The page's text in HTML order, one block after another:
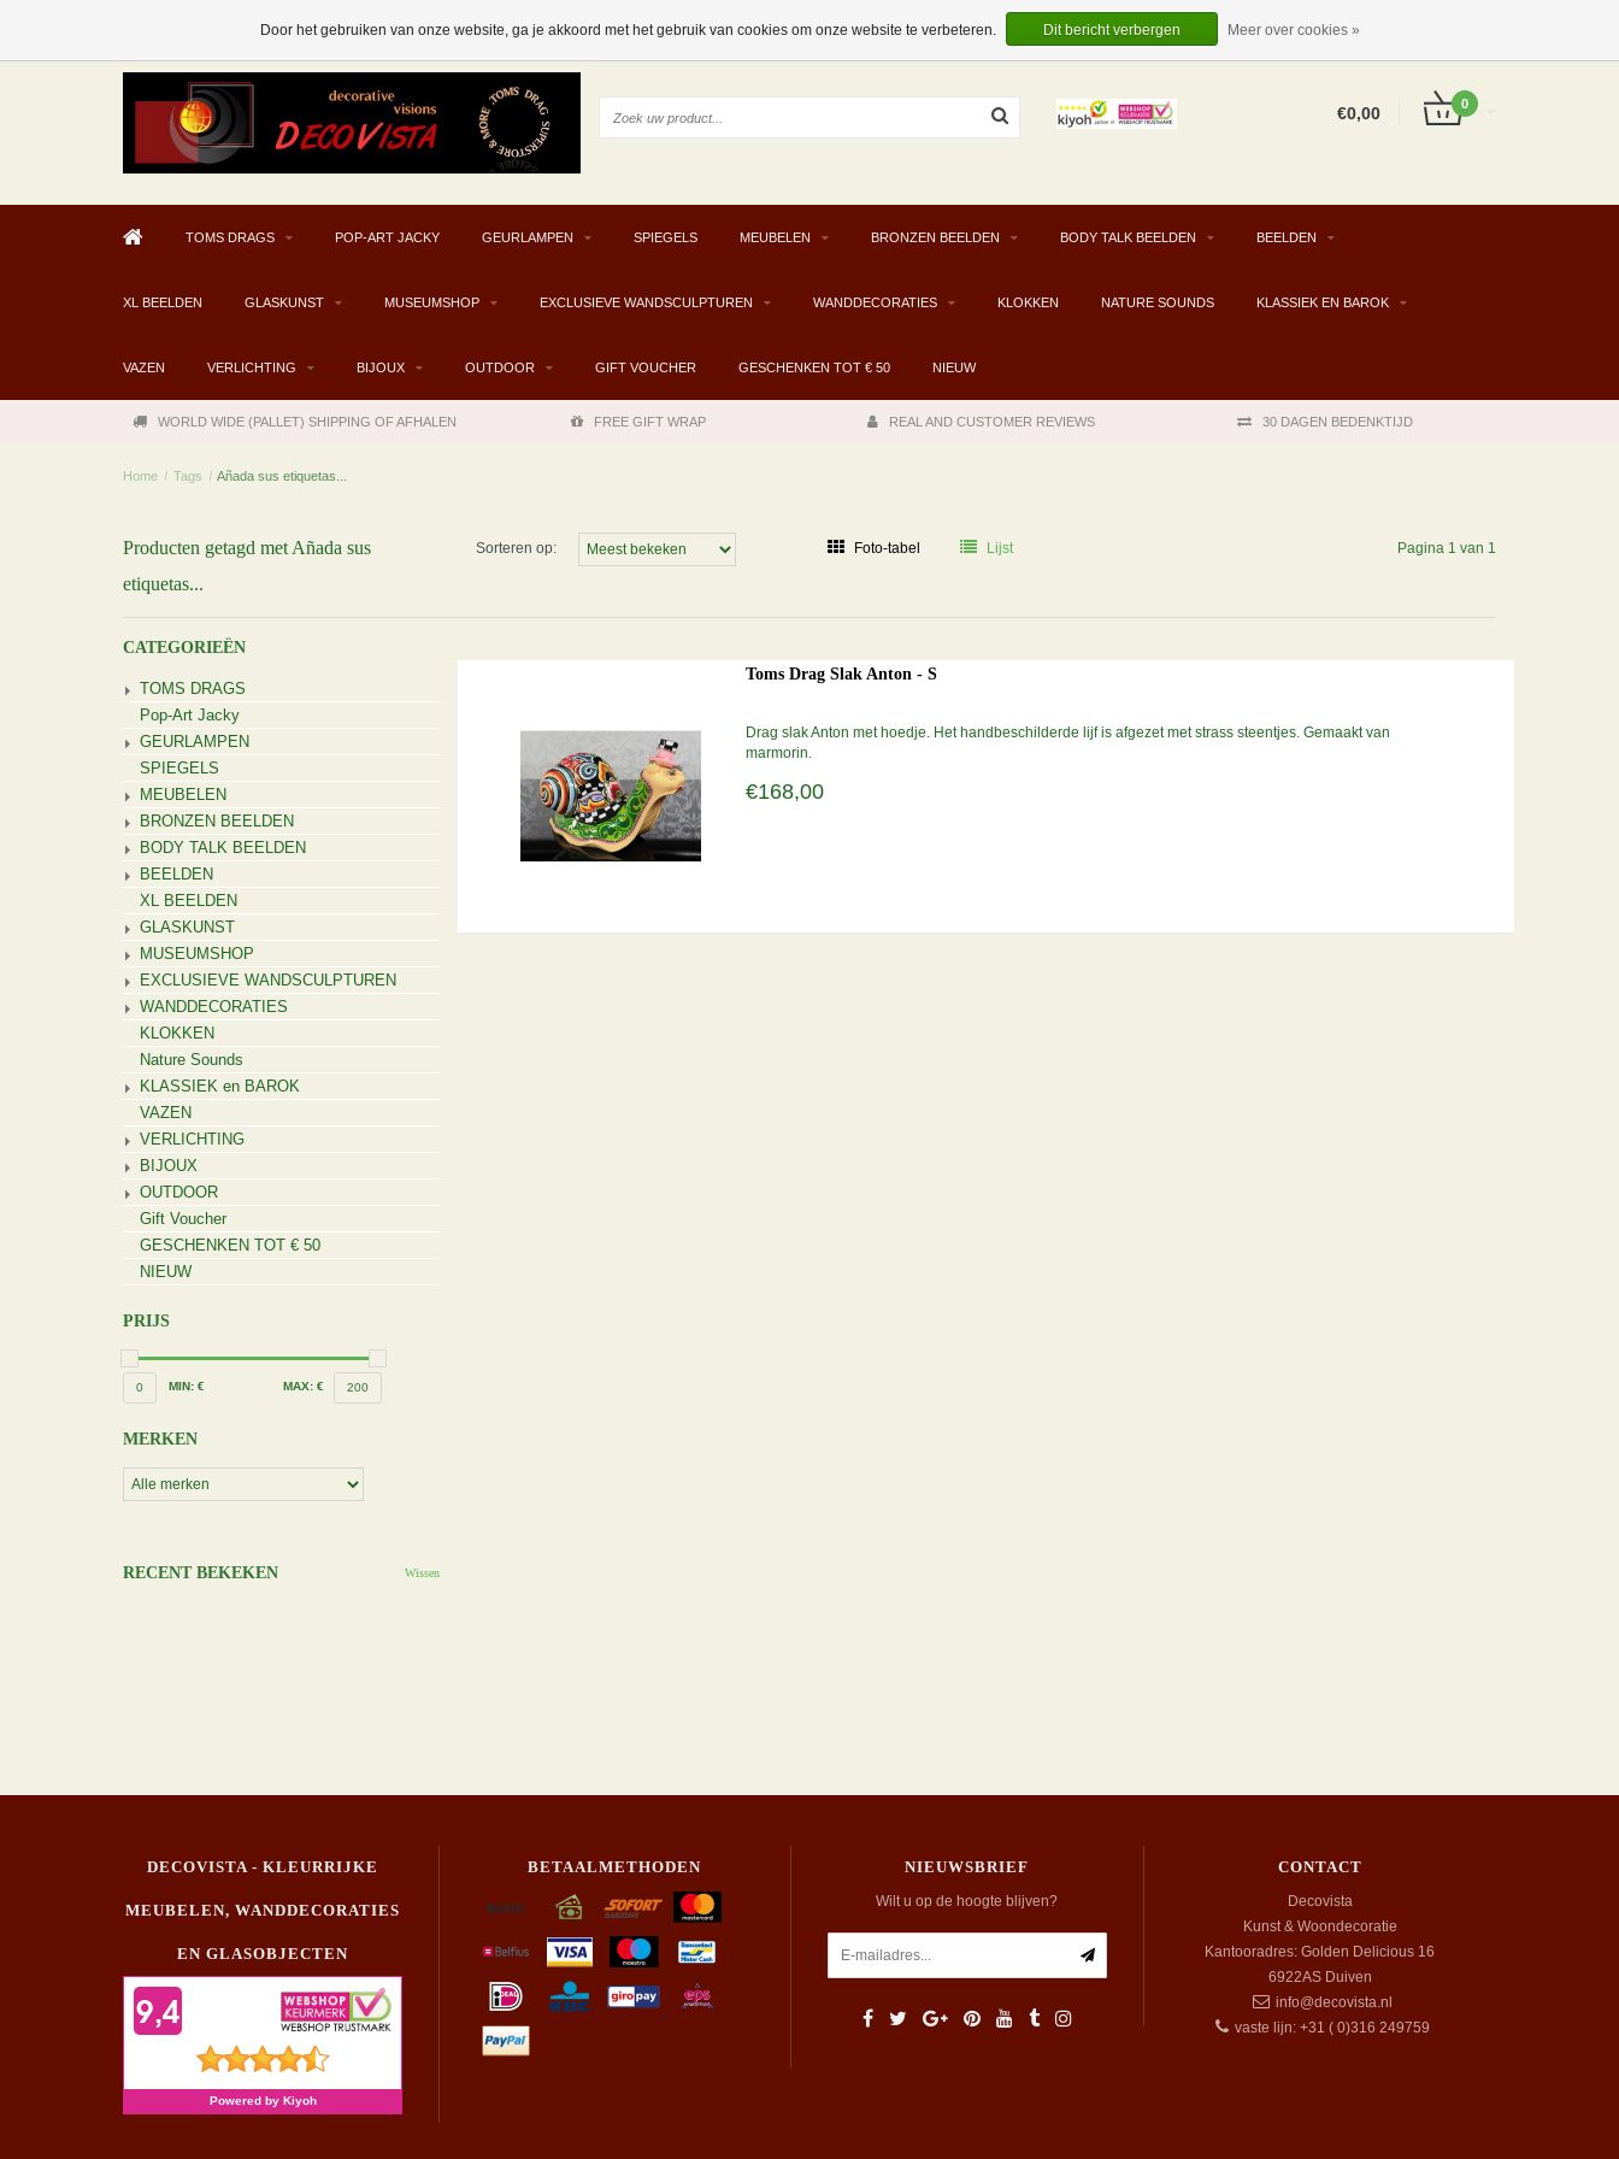
INLOGGEN
EUR
€0,00 0
TOMS DRAGS POP-ART JACKY GEURLAMPEN SPIEGELS MEUBELEN BRONZEN BEELDEN BODY TALK BEELDEN BEELDEN
XL BEELDEN GLASKUNST MUSEUMSHOP EXCLUSIEVE WANDSCULPTUREN WANDDECORATIES KLOKKEN NATURE SOUNDS KLASSIEK EN BAROK
VAZEN VERLICHTING BIJOUX OUTDOOR GIFT VOUCHER GESCHENKEN TOT € 50 NIEUW
WORLD WIDE (PALLET) SHIPPING OF AFHALEN FREE GIFT WRAP REAL AND CUSTOMER REVIEWS 30 DAGEN BEDENKTIJD
Home / Tags / Añada sus etiquetas...
Producten getagd met Añada sus
etiquetas...
Sorteren op: Foto-tabel Lijst Pagina 1 van 1
CATEGORIEËN
TOMS DRAGS
Pop-Art Jacky
GEURLAMPEN
SPIEGELS
MEUBELEN
BRONZEN BEELDEN
BODY TALK BEELDEN
BEELDEN
XL BEELDEN
GLASKUNST
MUSEUMSHOP
EXCLUSIEVE WANDSCULPTUREN
WANDDECORATIES
KLOKKEN
Nature Sounds
KLASSIEK en BAROK
VAZEN
VERLICHTING
BIJOUX
OUTDOOR
Gift Voucher
GESCHENKEN TOT € 50
NIEUW
PRIJS
0 MIN: € MAX: € 200
MERKEN
RECENT BEKEKEN Wissen
Toms Drag Slak Anton - S
Drag slak Anton met hoedje. Het handbeschilderde lijf is afgezet met strass steentjes. Gemaakt van
marmorin.
€168,00
DECOVISTA - KLEURRIJKE
MEUBELEN, WANDDECORATIES
EN GLASOBJECTEN
BETAALMETHODEN NIEUWSBRIEF
Wilt u op de hoogte blijven?
CONTACT
Decovista
Kunst & Woondecoratie
Kantooradres: Golden Delicious 16
6922AS Duiven
info@decovista.nl
vaste lijn: +31 ( 0)316 249759
Door het gebruiken van onze website, ga je akkoord met het gebruik van cookies om onze website te verbeteren. Dit bericht verbergen Meer over cookies »